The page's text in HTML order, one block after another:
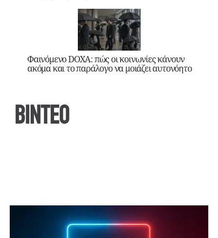
Φαινόμενο DOXA: πώς οι κοινωνίες κάνουν
ακόμα και το παράλογο να μοιάζει αυτονόητο
ΒΙΝΤΕΟ